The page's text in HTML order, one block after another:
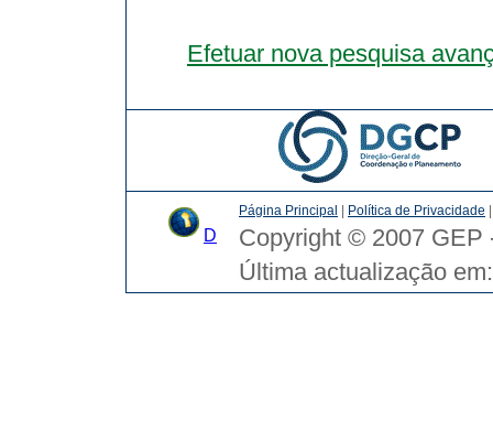
Efetuar nova pesquisa
D
Página Principal Política de Privacidade
Copyright © 2007 GEP
Última actualização